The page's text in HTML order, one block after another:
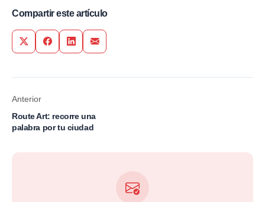
Compartir este artículo
Share on Twitter
Share on Facebook
Share on LinkedIn
Share via Email
Anterior
Route Art: recorre una
palabra por tu ciudad